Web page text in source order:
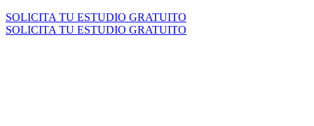
SOLICITA TU ESTUDIO GRATUITO
SOLICITA TU ESTUDIO GRATUITO